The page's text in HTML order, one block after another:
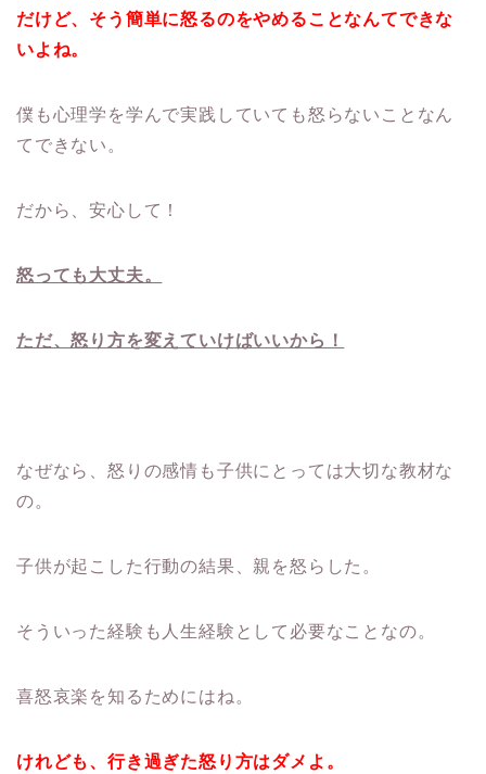
だけど、そう簡単に怒るのをやめることなんてできな
いよね。
僕も心理学を学んで実践していても怒らないことなん
てできない。
だから、安心して！
怒っても大丈夫。
ただ、怒り方を変えていけばいいから！
なぜなら、怒りの感情も子供にとっては大切な教材な
の。
子供が起こした行動の結果、親を怒らした。
そういった経験も人生経験として必要なことなの。
喜怒哀楽を知るためにはね。
けれども、行き過ぎた怒り方はダメよ。